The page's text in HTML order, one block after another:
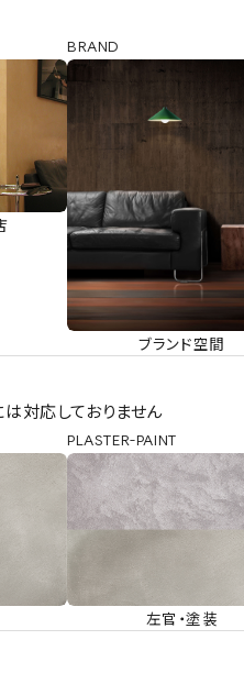
BRAND
ブランド空間
対応しておりません
PLASTER-PAINT
左官・塗装